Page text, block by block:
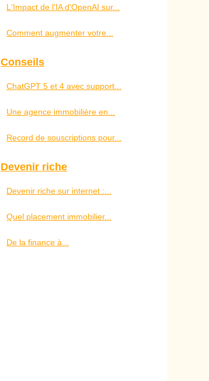
L'Impact de l'IA d'OpenAI sur...
Comment augmenter votre...
Conseils
ChatGPT 5 et 4 avec support...
Une agence immobilière en...
Record de souscriptions pour...
Devenir riche
Devenir riche sur internet :...
Quel placement immobilier...
De la finance à...